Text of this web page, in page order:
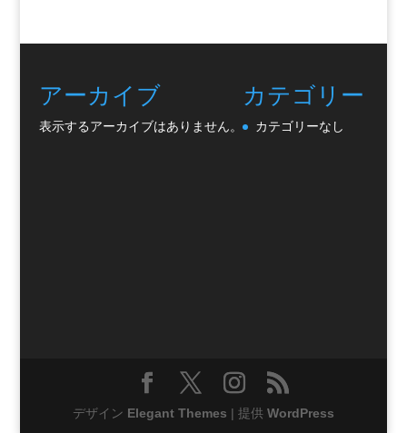
アーカイブ
表示するアーカイブはありません。
カテゴリー
カテゴリーなし
デザイン Elegant Themes | 提供 WordPress